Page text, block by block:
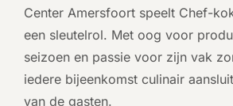
Center Amersfoort speelt Chef-
een sleutelrol. Met oog voor
seizoen en passie voor zijn vak
iedere bijeenkomst culinair
van de gasten.